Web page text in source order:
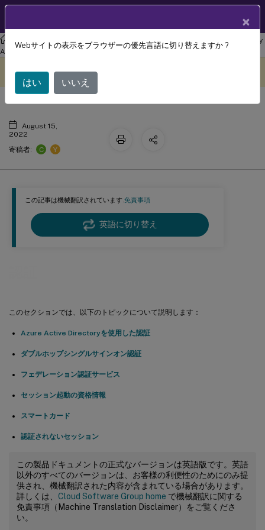
リナックス バーチャル デリバリー エージェント
Linux Virtual Delivery
Agent 2206
この記事は機械翻訳されています.免責事項
英語に切り替え
このセクションでは、以下のトピックについて説明します：
Azure Active Directoryを使用した認証
ダブルホップシングルサインオン認証
フェデレーション認証サービス
セッション起動の資格情報
スマートカード
認証されないセッション
この製品ドキュメントの正式なバージョンは英語版です。英語
以外のすべてのバージョンは、お客様の利便性のためにのみ提
供され、機械翻訳された内容が含まれている場合があります。
詳しくは、 Cloud Software Group home で機械翻訳に関する
免責事項（Machine Translation Disclaimer）をご覧くださ
い。
翻訳されています。
認証
August 15,
2022
寄稿者:
C Y
×
Webサイトの表示をブラウザーの優先言語に切り替えますか ?
はい いいえ